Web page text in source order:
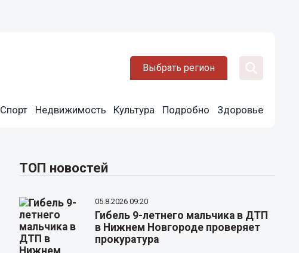
Выбрать регион
Спорт Недвижимость Культура Подробно Здоровье
ТОП новостей
05.8.2026 09:20
Гибель 9-летнего мальчика в ДТП
в Нижнем Новгороде проверяет
прокуратура